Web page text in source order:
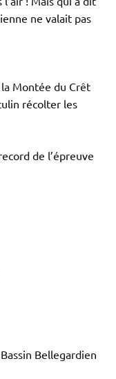
ne valait pas
Montée du Crêt
récolter les
de l’épreuve
Bellegardien